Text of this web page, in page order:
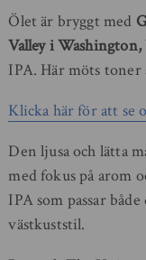
Ölet är bryggt med
Valley i
IPA. Här möts
Klicka här för att se
Den ljusa och lätta
med fokus på arom
IPA som passar
västkuststil.